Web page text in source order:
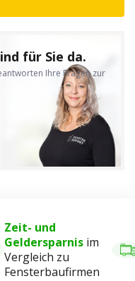
für Sie da.
Ihre Fragen zur
Zeit- und
Geldersparnis im
Vergleich zu
Fensterbaufirmen